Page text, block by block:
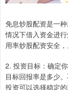
免息炒股配资是一
情况下借入资金进
用率炒股配资安全
2. 投资目标：确定
目标回报率是多少
投资可以选择稳定